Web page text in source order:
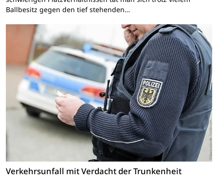
Ballbesitz gegen den tief stehenden…
Verkehrsunfall mit Verdacht der Trunkenheit